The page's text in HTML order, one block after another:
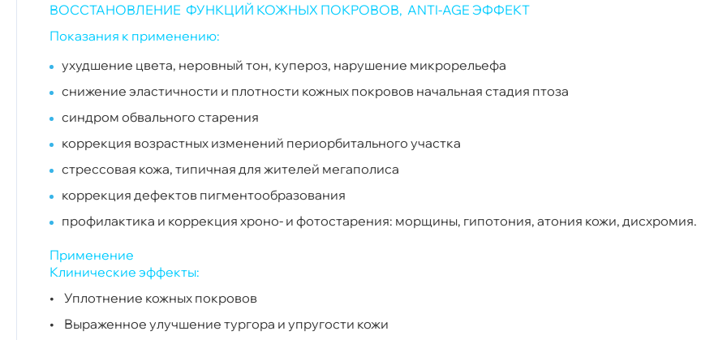
ВОССТАНОВЛЕНИЕ ФУНКЦИЙ КОЖНЫХ ПОКРОВОВ, ANTI-AGE ЭФФЕКТ
Показания к применению:
ухудшение цвета, неровный тон, купероз, нарушение микрорельефа
снижение эластичности и плотности кожных покровов начальная стадия птоза
синдром обвального старения
коррекция возрастных изменений периорбитального участка
стрессовая кожа, типичная для жителей мегаполиса
коррекция дефектов пигментообразования
профилактика и коррекция хроно- и фотостарения: морщины, гипотония, атония кожи, дисхромия.
Применение
Клинические эффекты:
• Уплотнение кожных покровов
• Выраженное улучшение тургора и упругости кожи